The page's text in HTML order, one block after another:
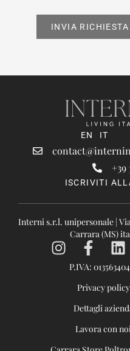
INVIA RICHIESTA
EN IT
+39
ISCRIVITI
Interni s.r.l. unipersonale |
Carrara (MS)
P.IVA:
Privacy policy
Dettagli
Lavora con noi